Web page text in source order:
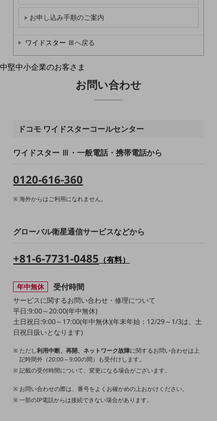
最新の導入事例や注目の導入事例をご紹介します
セミナー
開催・出展する各種セミナー、イベント情報をご紹介します
中堅中小企業のお客さま
NTTドコモビジネスウォッチ
ビジネスお役立ち情報
新着記事
お役立ち資料ダウンロード
IT用語集
中堅中小企業のビジネスをサポート！
ネットワーク
モバイル・音声
リモート・ハイブリッドワーク
セキュリティ
その他のお悩みはこちら
業界から見つける
製造業
運輸業
お申し込み手順のご案内
ワイドスター Ⅲへ戻る
お問い合わせ
ドコモ ワイドスターコールセンター
ワイドスター Ⅲ・一般電話・携帯電話から
0120-616-360
海外からはご利用になれません。
グローバル衛星通信サービスなどから
+81-6-7731-0485 （有料）
年中無休 受付時間
サービスに関するお問い合わせ・修理について
平日:9:00～20:00(年中無休)
土日祝日:9:00～17:00(年中無休)(年末年始：12/29～1/3は、土
日祝日扱いとなります)
ただし利用中断、再開、ネットワーク故障に関するお問い合わせは上
記時間外（20:00～9:00の間）も受付けします。
記載の受付時間について、変更になる場合がございます。
お問い合わせの際は、番号をよくお確かめの上おかけください。
一部のIP電話からは接続できない場合があります。